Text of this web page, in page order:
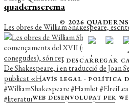
quadernscrema
Les obres de William Shakespeare,
© 2026
DESCARREGAR
AVÍS LEGAL ·POLÍTICA
WEB DESENVOLUPAT PER